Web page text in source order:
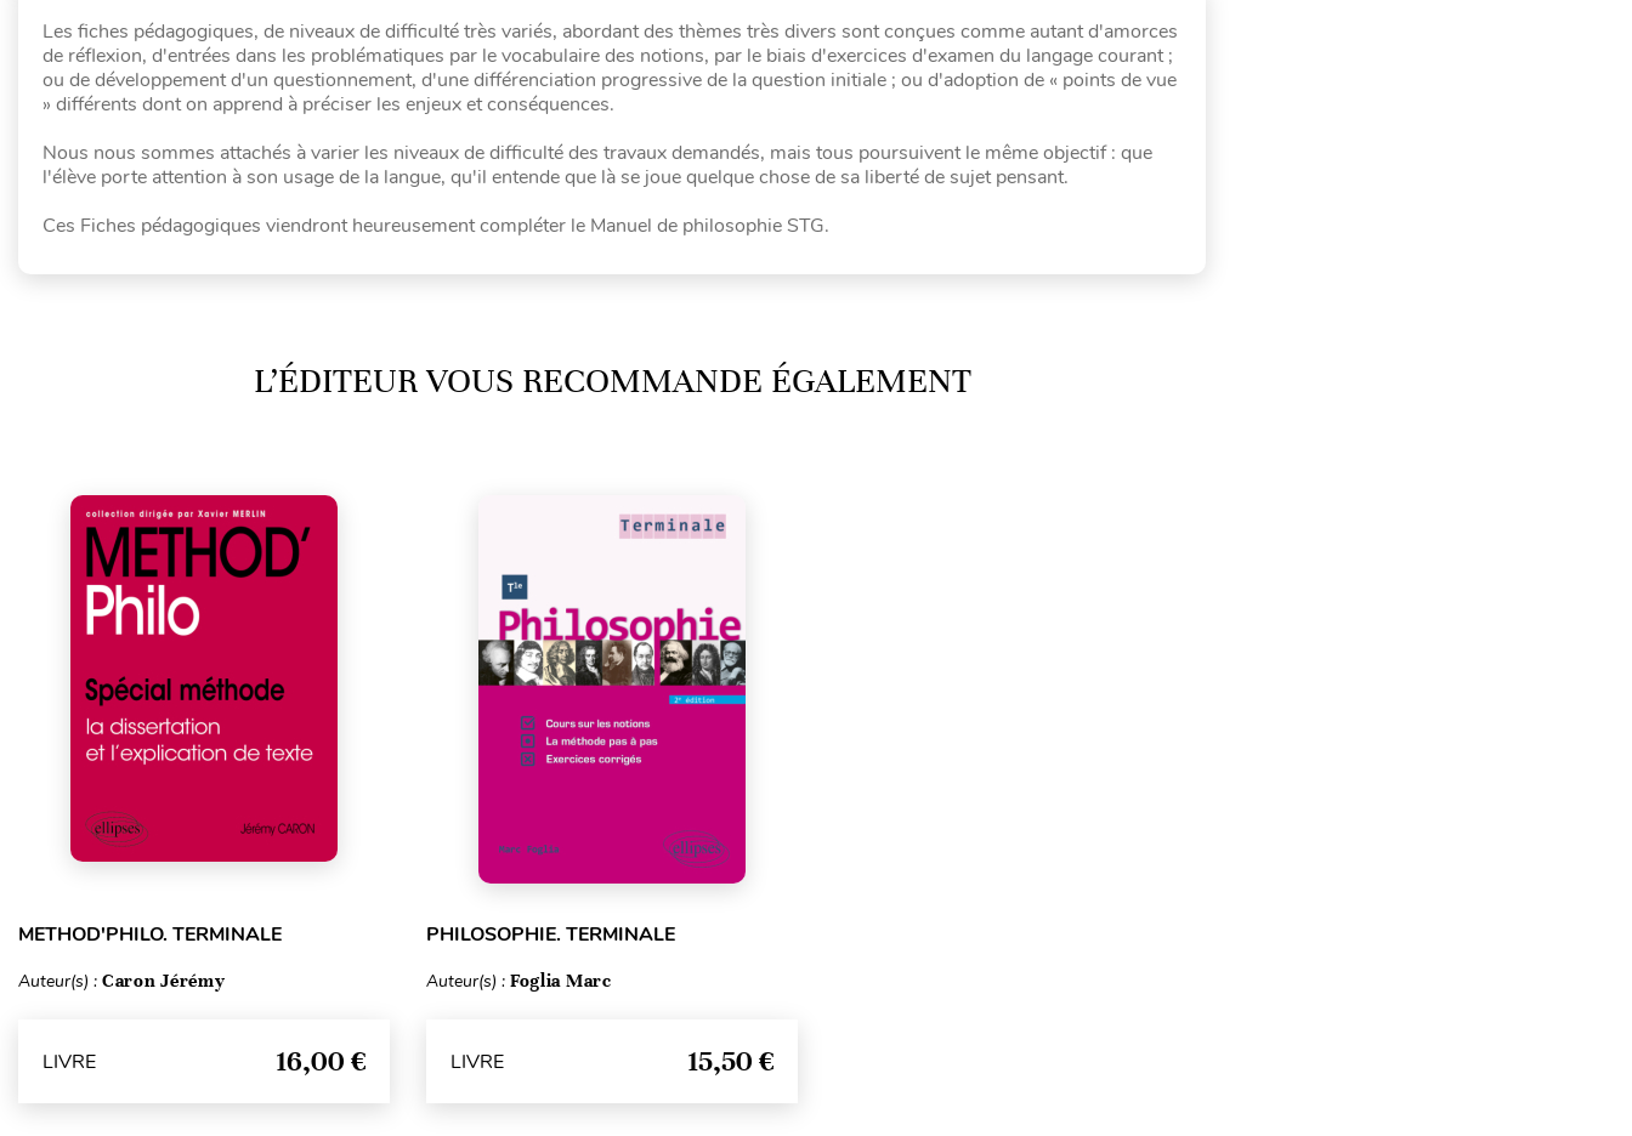
Les fiches pédagogiques, de niveaux de difficulté très variés, abordant des thèmes très divers sont conçues comme autant d'amorces
de réflexion, d'entrées dans les problématiques par le vocabulaire des notions, par le biais d'exercices d'examen du langage courant ;
ou de développement d'un questionnement, d'une différenciation progressive de la question initiale ; ou d'adoption de « points de vue
» différents dont on apprend à préciser les enjeux et conséquences.
Nous nous sommes attachés à varier les niveaux de difficulté des travaux demandés, mais tous poursuivent le même objectif : que
l'élève porte attention à son usage de la langue, qu'il entende que là se joue quelque chose de sa liberté de sujet pensant.
Ces Fiches pédagogiques viendront heureusement compléter le Manuel de philosophie STG.
L’ÉDITEUR VOUS RECOMMANDE ÉGALEMENT
METHOD'PHILO. TERMINALE
Auteur(s) : Caron Jérémy
LIVRE 16,00 €
PHILOSOPHIE. TERMINALE
Auteur(s) : Foglia Marc
LIVRE 15,50 €